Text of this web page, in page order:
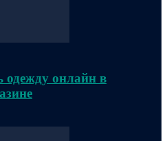
одежду онлайн в